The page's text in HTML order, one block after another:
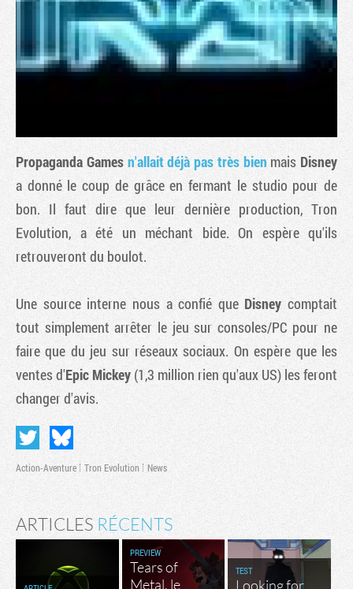
Propaganda Gamesn'allait déjà pas très bien mais Disney
a donné le coup de grâce en fermant le studio pour de
bon. Il faut dire que leur dernière production, Tron
Evolution, a été un méchant bide. On espère qu'ils
retrouveront du boulot.
Une source interne nous a confié que Disney comptait
tout simplement arrêter le jeu sur consoles/PC pour ne
faire que du jeu sur réseaux sociaux. On espère que les
ventes d'Epic Mickey (1,3 million rien qu'aux US) les feront
changer d'avis.
Action-Aventure Tron Evolution News
ARTICLES RÉCENTS
PREVIEW
Tears of
Metal, le
TEST
Looking for